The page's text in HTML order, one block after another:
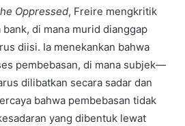
Oppressed, Freire mengkritik
di mana murid dianggap
diisi. Ia menekankan bahwa
pembebasan, di mana subjek—
dilibatkan secara sadar dan
bahwa pembebasan tidak
yang dibentuk lewat